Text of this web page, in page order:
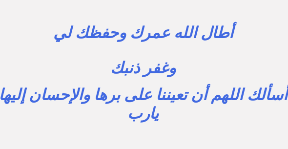
أطال الله عمركوحفظك لي
وغفر ذنبك
أسألك اللهم أن تعيننا على برها والإحسان إليها
يارب